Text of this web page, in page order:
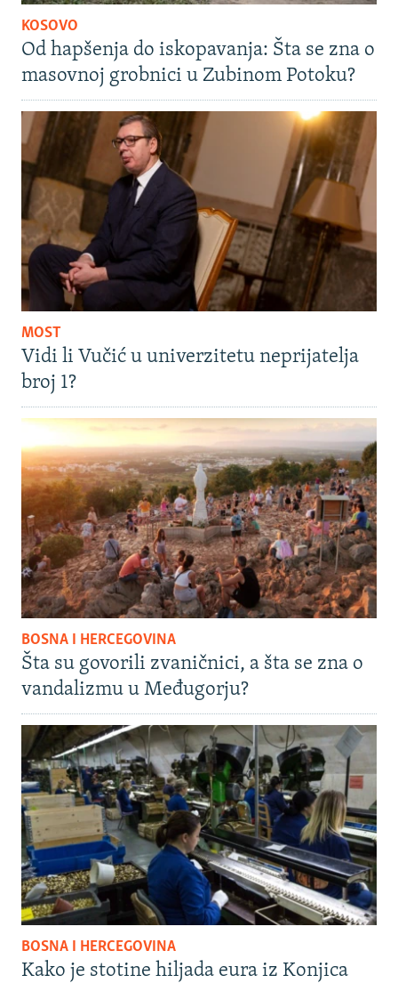
KOSOVO
Od hapšenja do iskopavanja: Šta se zna o
masovnoj grobnici u Zubinom Potoku?
MOST
Vidi li Vučić u univerzitetu neprijatelja
broj 1?
BOSNA I HERCEGOVINA
Šta su govorili zvaničnici, a šta se zna o
vandalizmu u Međugorju?
BOSNA I HERCEGOVINA
Kako je stotine hiljada eura iz Konjica